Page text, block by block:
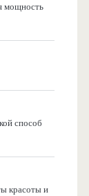
мощность
способ
красоты и